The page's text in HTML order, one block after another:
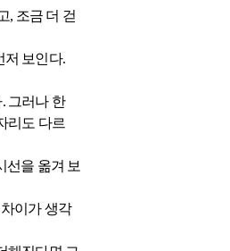
, 조금 더 걷
저 보인다.
그러나 한
리도 다르
선을 옮겨 보
이가 생각